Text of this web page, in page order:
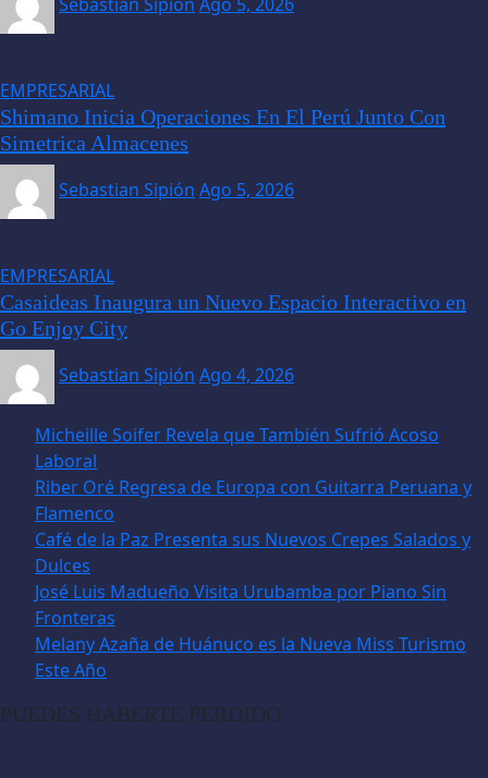
EMPRESARIAL
Shimano Inicia Operaciones En El Perú Junto Con
Simetrica Almacenes
Sebastian Sipión Ago 5, 2026
EMPRESARIAL
Casaideas Inaugura un Nuevo Espacio Interactivo en
Go Enjoy City
Sebastian Sipión Ago 4, 2026
Micheille Soifer Revela que También Sufrió Acoso
Laboral
Riber Oré Regresa de Europa con Guitarra Peruana y
Flamenco
Café de la Paz Presenta sus Nuevos Crepes Salados y
Dulces
José Luis Madueño Visita Urubamba por Piano Sin
Fronteras
Melany Azaña de Huánuco es la Nueva Miss Turismo
Este Año
PUEDES HABERTE PERDIDO